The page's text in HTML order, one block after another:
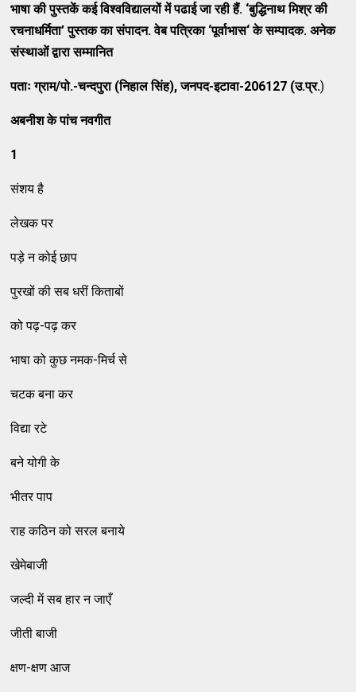
भाषा की पुस्तकें कई विश्वविद्यालयों में पढाई जा रही हैं. ‘बुद्धिनाथ मिश्र की
रचनाधर्मिता’ पुस्तक का संपादन. वेब पत्रिका ‘पूर्वाभास‘ के सम्पादक. अनेक
संस्थाओं द्वारा सम्मानित
पताः ग्राम/पो.-चन्दपुरा (निहाल सिंह), जनपद-इटावा-206127 (उ.प्र.)
अबनीश के पांच नवगीत
1
संशय है
लेखक पर
पड़े न कोई छाप
पुरखों की सब धरीं किताबों
को पढ़-पढ़ कर
भाषा को कुछ नमक-मिर्च से
चटक बना कर
विद्या रटे
बने योगी के
भीतर पाप
राह कठिन को सरल बनाये
खेमेबाजी
जल्दी में सब हार न जाएँ
जीती बाजी
क्षण-क्षण आज